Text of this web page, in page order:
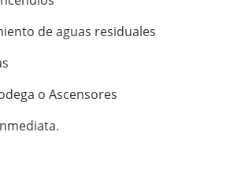
de aguas residuales
o Ascensores